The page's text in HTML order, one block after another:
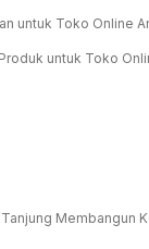
untuk Toko Online
untuk Toko
Membangun